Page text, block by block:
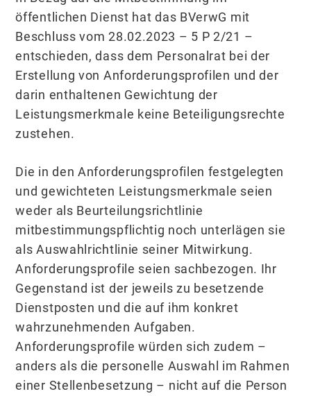
öffentlichen Dienst hat das BVerwG mit
Beschluss vom 28.02.2023 – 5 P 2/21 –
entschieden, dass dem Personalrat bei der
Erstellung von Anforderungsprofilen und der
darin enthaltenen Gewichtung der
Leistungsmerkmale keine Beteiligungsrechte
zustehen.
Die in den Anforderungsprofilen festgelegten
und gewichteten Leistungsmerkmale seien
weder als Beurteilungsrichtlinie
mitbestimmungspflichtig noch unterlägen sie
als Auswahlrichtlinie seiner Mitwirkung.
Anforderungsprofile seien sachbezogen. Ihr
Gegenstand ist der jeweils zu besetzende
Dienstposten und die auf ihm konkret
wahrzunehmenden Aufgaben.
Anforderungsprofile würden sich zudem –
anders als die personelle Auswahl im Rahmen
einer Stellenbesetzung – nicht auf die Person